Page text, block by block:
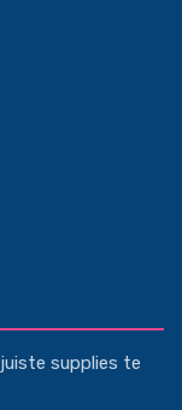
supplies te